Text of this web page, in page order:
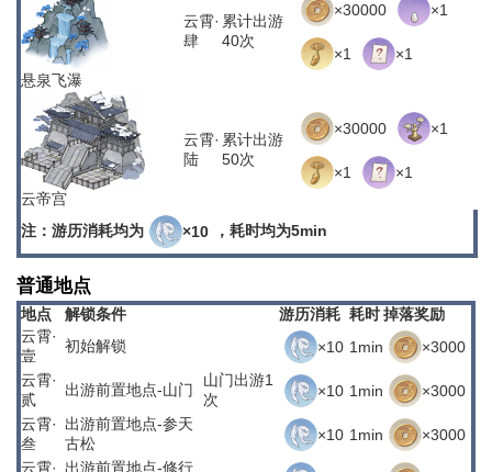
悬泉飞瀑
云霄·
肆
累计出游
40次
×30000 ×1
×1 ×1
云帝宫
云霄·
陆
累计出游
50次
×30000 ×1
×1 ×1
注：游历消耗均为 ×10 ，耗时均为5min
普通地点
地点 解锁条件 游历消耗 耗时掉落奖励
云霄·
壹
初始解锁 ×10 1min
×3000
云霄·
贰
出游前置地点-山门
山门出游1
次
×10 1min
×3000
云霄·
叁
出游前置地点-参天
古松
×10 1min
×3000
云霄·
出游前置地点-修行